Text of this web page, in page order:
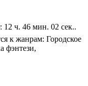
12 ч. 46 мин. 02 сек..
к жанрам: Городское
фэнтези,